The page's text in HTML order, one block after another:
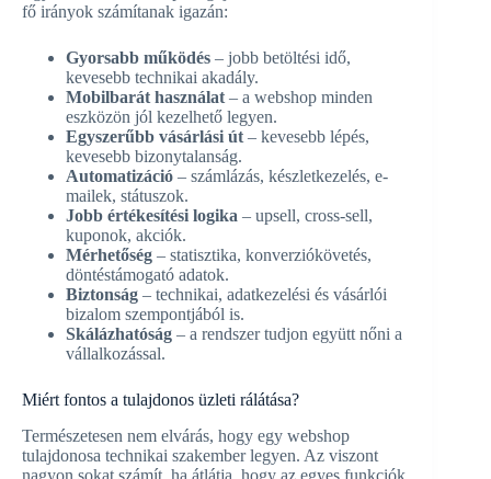
fő irányok számítanak igazán:
Gyorsabb működés – jobb betöltési idő,
kevesebb technikai akadály.
Mobilbarát használat – a webshop minden
eszközön jól kezelhető legyen.
Egyszerűbb vásárlási út – kevesebb lépés,
kevesebb bizonytalanság.
Automatizáció – számlázás, készletkezelés, e-
mailek, státuszok.
Jobb értékesítési logika – upsell, cross-sell,
kuponok, akciók.
Mérhetőség – statisztika, konverziókövetés,
döntéstámogató adatok.
Biztonság – technikai, adatkezelési és vásárlói
bizalom szempontjából is.
Skálázhatóság – a rendszer tudjon együtt nőni a
vállalkozással.
Miért fontos a tulajdonos üzleti rálátása?
Természetesen nem elvárás, hogy egy webshop
tulajdonosa technikai szakember legyen. Az viszont
nagyon sokat számít, ha átlátja, hogy az egyes funkciók